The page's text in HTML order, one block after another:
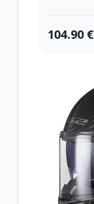
104.90 €